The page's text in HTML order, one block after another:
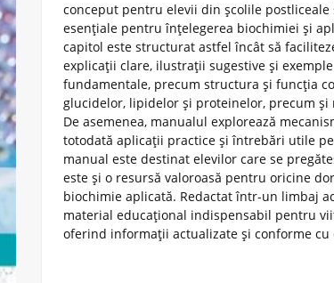
conceput pentru elevii din școlile
esențiale pentru înțelegerea biochimiei și
capitol este structurat astfel încât să
explicații clare, ilustrații sugestive și
fundamentale, precum structura și funcția
glucidelor, lipidelor și proteinelor, precum
De asemenea, manualul explorează
totodată aplicații practice și întrebări utile
manual este destinat elevilor care se
este și o resursă valoroasă pentru oricine
biochimie aplicată. Redactat într-un limbaj
material educațional indispensabil pentru
oferind informații actualizate și conforme